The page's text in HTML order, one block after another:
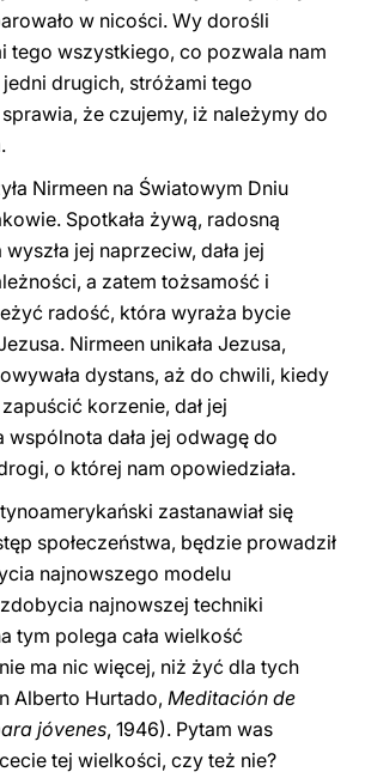
w nicości. Wy dorośli
tego wszystkiego, co pozwala nam
drugich, stróżami tego
że czujemy, iż należymy do
Nirmeen na Światowym Dniu
Spotkała żywą, radosną
jej naprzeciw, dała jej
a zatem tożsamość i
radość, która wyraża bycie
Nirmeen unikała Jezusa,
dystans, aż do chwili, kiedy
korzenie, dał jej
wspólnota dała jej odwagę do
o której nam opowiedziała.
zastanawiał się
społeczeństwa, będzie prowadził
najnowszego modelu
najnowszej techniki
tym polega cała wielkość
ma nic więcej, niż żyć dla tych
Alberto Hurtado, Meditación de
jóvenes, 1946). Pytam was
tej wielkości, czy też nie?